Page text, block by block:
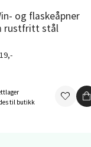
rustfritt stål
til butikk